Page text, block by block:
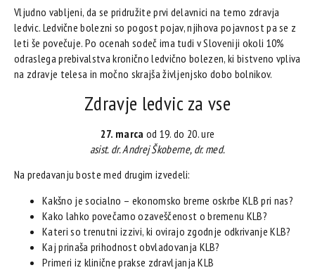
Vljudno vabljeni, da se pridružite prvi delavnici na temo zdravja
ledvic. Ledvične bolezni so pogost pojav, njihova pojavnost pa se z
leti še povečuje. Po ocenah sodeč ima tudi v Sloveniji okoli 10%
odraslega prebivalstva kronično ledvično bolezen, ki bistveno vpliva
na zdravje telesa in močno skrajša življenjsko dobo bolnikov.
Zdravje ledvic za vse
27. marca od 19. do 20. ure
asist. dr. Andrej Škoberne, dr. med.
Na predavanju boste med drugim izvedeli:
Kakšno je socialno – ekonomsko breme oskrbe KLB pri nas?
Kako lahko povečamo ozaveščenost o bremenu KLB?
Kateri so trenutni izzivi, ki ovirajo zgodnje odkrivanje KLB?
Kaj prinaša prihodnost obvladovanja KLB?
Primeri iz klinične prakse zdravljanja KLB